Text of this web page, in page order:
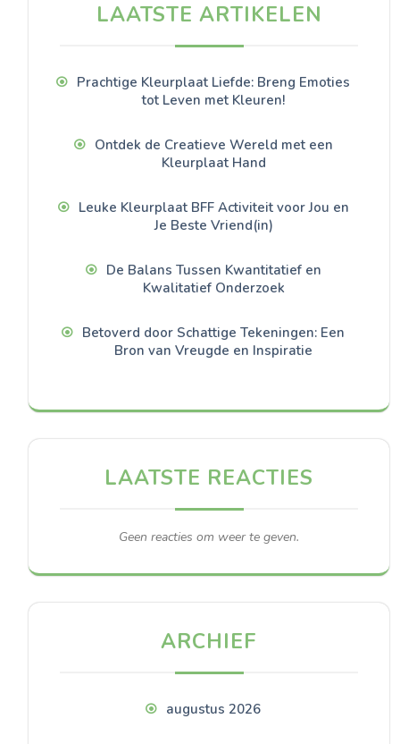
LAATSTE ARTIKELEN
Prachtige Kleurplaat Liefde: Breng Emoties
tot Leven met Kleuren!
Ontdek de Creatieve Wereld met een
Kleurplaat Hand
Leuke Kleurplaat BFF Activiteit voor Jou en
Je Beste Vriend(in)
De Balans Tussen Kwantitatief en
Kwalitatief Onderzoek
Betoverd door Schattige Tekeningen: Een
Bron van Vreugde en Inspiratie
LAATSTE REACTIES
Geen reacties om weer te geven.
ARCHIEF
augustus 2026